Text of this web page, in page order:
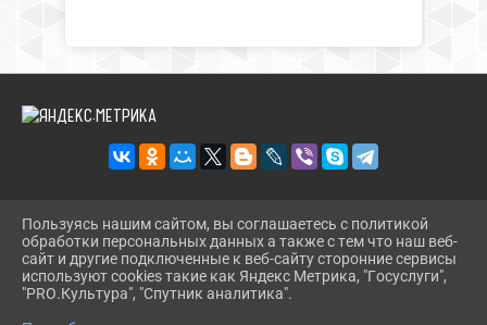
2026 Г. KUG-PB.RU
ВХОД
КАРТА САЙТА
ПОЛИТИКА ОБРАБОТКИ ПЕРСОНАЛЬНЫХ ДАННЫХ
Пользуясь нашим сайтом, вы соглашаетесь с политикой
обработки персональных данных а также с тем что наш веб-
сайт и другие подключенные к веб-сайту сторонние сервисы
используют cookies такие как Яндекс Метрика, "Госуслуги",
"PRO.Культура", "Спутник аналитика".